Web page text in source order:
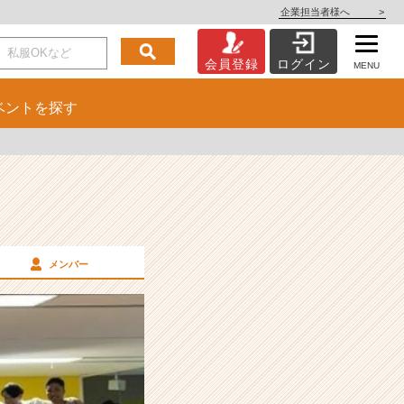
企業担当者様へ >
会員登録 ログイン MENU
ント を探す
メンバー